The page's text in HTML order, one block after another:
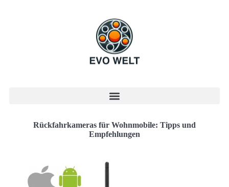
Rückfahrkameras für Wohnmobile: Tipps und
Empfehlungen